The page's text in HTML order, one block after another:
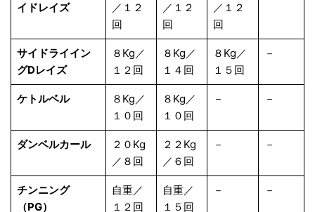
イドレイズ
／１２
回
／１２
回
／１２
回
サイドライイン
グDレイズ
８Kg／
１２回
８Kg／
１４回
８Kg／
１５回
－
ケトルベル
８Kg／
１０回
８Kg／
１０回
－ －
ダンベルカール
２０Kg
／８回
２２Kg
／６回
－ －
チンニング
（PG）
自重／
１２回
自重／
１５回
－ －